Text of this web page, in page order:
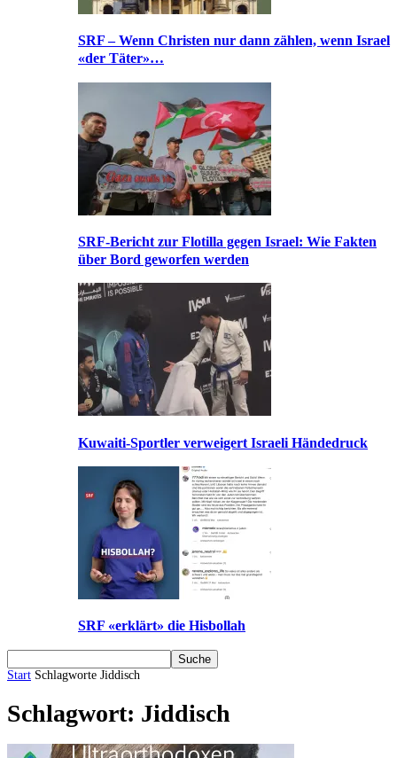
SRF – Wenn Christen nur dann zählen, wenn Israel
«der Täter»…
SRF-Bericht zur Flotilla gegen Israel: Wie Fakten
über Bord geworfen werden
Kuwaiti-Sportler verweigert Israeli Händedruck
SRF «erklärt» die Hisbollah
Start Schlagworte Jiddisch
Schlagwort: Jiddisch